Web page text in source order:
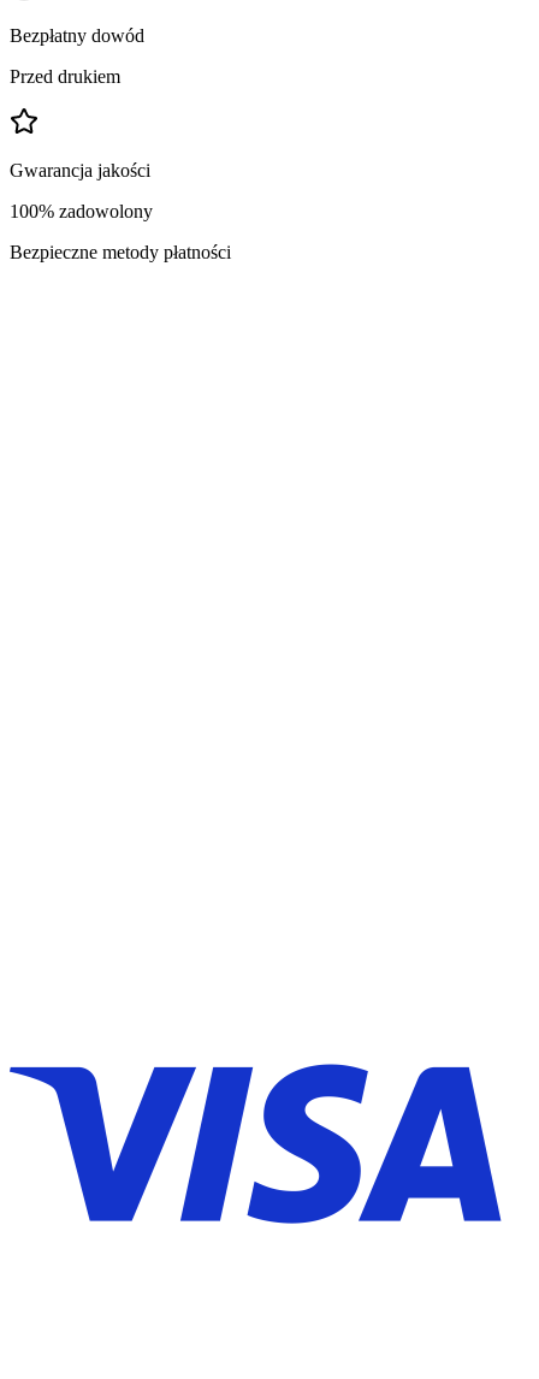
Bezpłatny dowód
Przed drukiem
Gwarancja jakości
100% zadowolony
Bezpieczne metody płatności